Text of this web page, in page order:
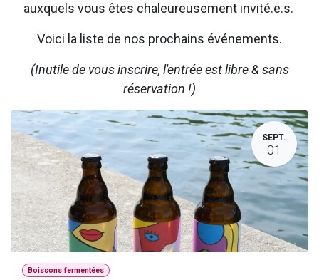
auxquels vous êtes chaleureusement invité.e.s.
Voici la liste de nos prochains événements.
(Inutile de vous inscrire, l'entrée est libre & sans
réservation !)
SEPT.
01
Boissons fermentées